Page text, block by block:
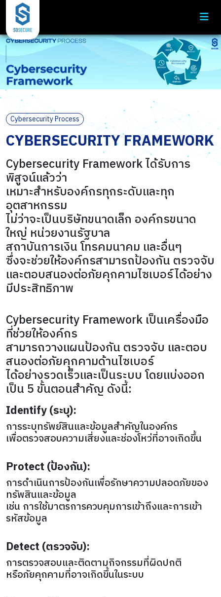
Cybersecurity Process
CYBERSECURITY FRAMEWORK
Cybersecurity Framework ได้รับการ
พิสูจน์แล้วว่า
เหมาะสำหรับองค์กรทุกระดับและทุก
อุตสาหกรรม
ไม่ว่าจะเป็นบริษัทขนาดเล็ก องค์กรขนาด
ใหญ่ หน่วยงานรัฐบาล
สถาบันการเงิน โทรคมนาคม และอื่นๆ
ซึ่งจะช่วยให้องค์กรสามารถป้องกัน ตรวจจับ
และตอบสนองต่อภัยคุกคามไซเบอร์ได้อย่าง
มีประสิทธิภาพ
Cybersecurity Framework เป็นเครื่องมือ
ที่ช่วยให้องค์กร
สามารถวางแผนป้องกัน ตรวจจับ และตอบ
สนองต่อภัยคุกคามด้านไซเบอร์
ได้อย่างรวดเร็วและเป็นระบบ โดยแบ่งออก
เป็น 5 ขั้นตอนสำคัญ ดังนี้:
Identify (ระบุ):
การระบุทรัพย์สินและข้อมูลสำคัญในองค์กร
เพื่อตรวจสอบความเสี่ยงและช่องโหว่ที่อาจเกิดขึ้น
Protect (ป้องกัน):
การดำเนินการป้องกันเพื่อรักษาความปลอดภัยของ
ทรัพสินและข้อมูล
เช่น การใช้มาตรการควบคุมการเข้าถึงและการเข้า
รหัสข้อมูล
Detect (ตรวจจับ):
การตรวจสอบและติดตามกิจกรรมที่ผิดปกติ
หรือภัยคุกคามที่อาจเกิดขึ้นในระบบ